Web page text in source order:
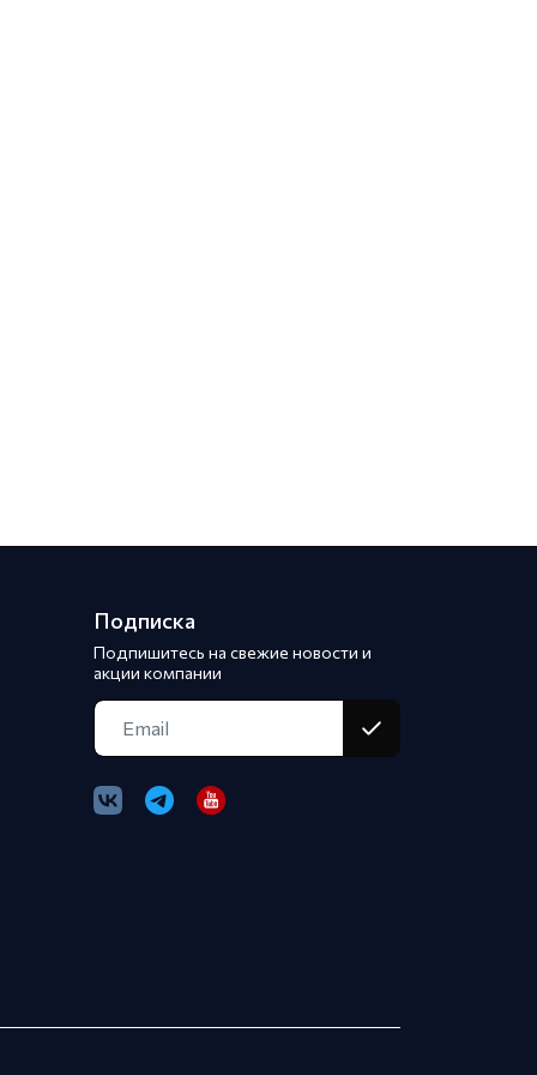
Подписка
Подпишитесь на свежие новости и
акции компании